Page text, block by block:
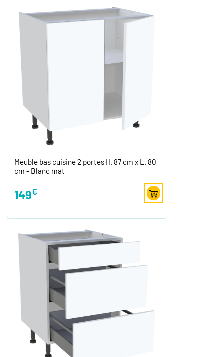
Meuble bas cuisine 2 portes H. 87 cm x L. 80
cm - Blanc mat
149€